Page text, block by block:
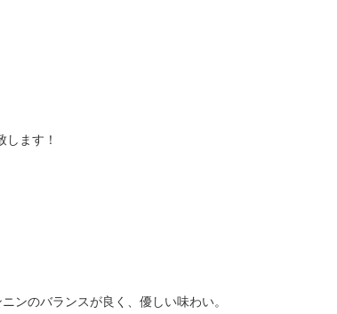
ます！
ンのバランスが良く、優しい味わい。